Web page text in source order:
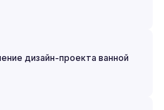
дизайн-проекта ванной